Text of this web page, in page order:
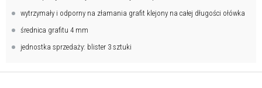
wytrzymały i odporny na złamania grafit klejony na całej długości ołówka
średnica grafitu 4 mm
jednostka sprzedaży: blister 3 sztuki